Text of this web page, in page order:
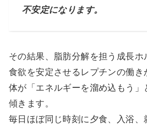
不安定になります。
その結果、脂肪分解を担う成長ホ
食欲を安定させるレプチンの働き
体が「エネルギーを溜め込もう」
傾きます。
毎日ほぼ同じ時刻に夕食、入浴、